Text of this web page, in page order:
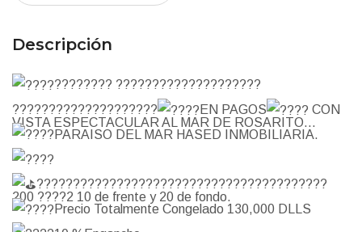
Descripción
???????? ????????????????????
????????????????????
EN PAGOS
CON
VISTA ESPECTACULAR AL MAR DE ROSARITO...
PARAISO DEL MAR HASED INMOBILIARIA.
????????????????????????????????????????
200 ????2 10 de frente y 20 de fondo.
Precio Totalmente Congelado 130,000 DLLS